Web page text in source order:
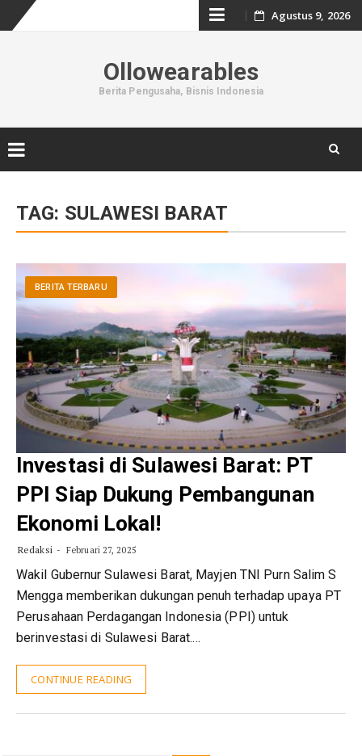
Skip
content
Agustus 9, 2026
Ollowearables
Berita Pengusaha, Bisnis Indonesia
content
TAG: SULAWESI BARAT
BERITA TERBARU
Investasi di Sulawesi Barat: PT
PPI Siap Dukung Pembangunan
Ekonomi Lokal!
Redaksi Februari 27, 2025
Wakil Gubernur Sulawesi Barat, Mayjen TNI Purn Salim S
Mengga memberikan dukungan penuh terhadap upaya PT
Perusahaan Perdagangan Indonesia (PPI) untuk
berinvestasi di Sulawesi Barat.…
CONTINUE READING